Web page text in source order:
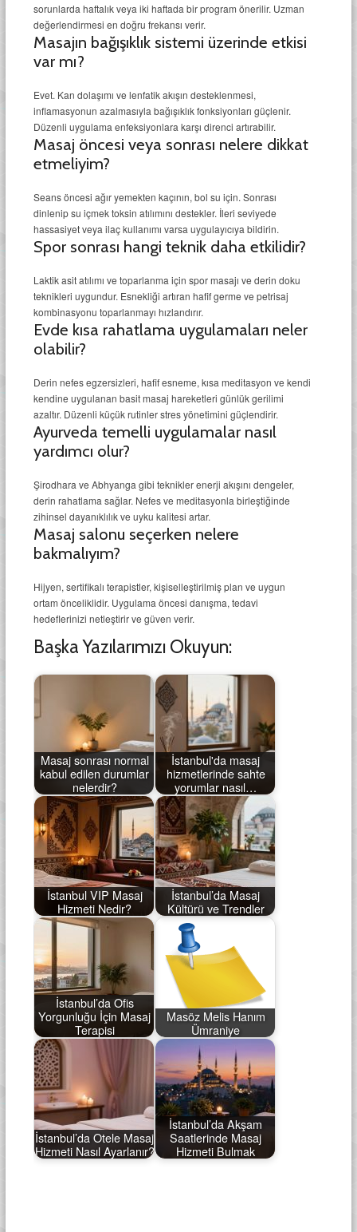
sorunlarda haftalık veya iki haftada bir program önerilir. Uzman
değerlendirmesi en doğru frekansı verir.
Masajın bağışıklık sistemi üzerinde etkisi
var mı?
Evet. Kan dolaşımı ve lenfatik akışın desteklenmesi,
inflamasyonun azalmasıyla bağışıklık fonksiyonları güçlenir.
Düzenli uygulama enfeksiyonlara karşı direnci artırabilir.
Masaj öncesi veya sonrası nelere dikkat
etmeliyim?
Seans öncesi ağır yemekten kaçının, bol su için. Sonrası
dinlenip su içmek toksin atılımını destekler. İleri seviyede
hassasiyet veya ilaç kullanımı varsa uygulayıcıya bildirin.
Spor sonrası hangi teknik daha etkilidir?
Laktik asit atılımı ve toparlanma için spor masajı ve derin doku
teknikleri uygundur. Esnekliği artıran hafif germe ve petrisaj
kombinasyonu toparlanmayı hızlandırır.
Evde kısa rahatlama uygulamaları neler
olabilir?
Derin nefes egzersizleri, hafif esneme, kısa meditasyon ve kendi
kendine uygulanan basit masaj hareketleri günlük gerilimi
azaltır. Düzenli küçük rutinler stres yönetimini güçlendirir.
Ayurveda temelli uygulamalar nasıl
yardımcı olur?
Şirodhara ve Abhyanga gibi teknikler enerji akışını dengeler,
derin rahatlama sağlar. Nefes ve meditasyonla birleştiğinde
zihinsel dayanıklılık ve uyku kalitesi artar.
Masaj salonu seçerken nelere
bakmalıyım?
Hijyen, sertifikalı terapistler, kişiselleştirilmiş plan ve uygun
ortam önceliklidir. Uygulama öncesi danışma, tedavi
hedeflerinizi netleştirir ve güven verir.
Başka Yazılarımızı Okuyun:
Masaj sonrası normal
kabul edilen durumlar
nelerdir?
İstanbul'da masaj
hizmetlerinde sahte
yorumlar nasıl…
İstanbul VIP Masaj
Hizmeti Nedir?
İstanbul’da Masaj
Kültürü ve Trendler
İstanbul’da Ofis
Yorgunluğu İçin Masaj
Terapisi
Masöz Melis Hanım
Ümraniye
İstanbul’da Otele Masaj
Hizmeti Nasıl Ayarlanır?
İstanbul’da Akşam
Saatlerinde Masaj
Hizmeti Bulmak